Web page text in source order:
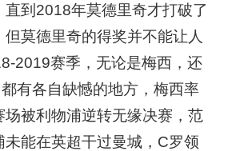
到2018年莫德里奇才打破了
莫德里奇的得奖并不能让人
2019赛季，无论是梅西，还
有各自缺憾的地方，梅西率
被利物浦逆转无缘决赛，范
能在英超干过曼城，C罗领